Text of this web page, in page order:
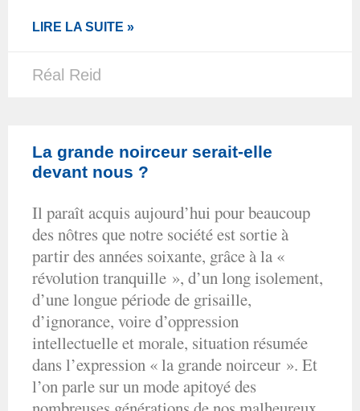
LIRE LA SUITE »
Réal Reid
La grande noirceur serait-elle
devant nous ?
Il paraît acquis aujourd’hui pour beaucoup
des nôtres que notre société est sortie à
partir des années soixante, grâce à la «
révolution tranquille », d’un long isolement,
d’une longue période de grisaille,
d’ignorance, voire d’oppression
intellectuelle et morale, situation résumée
dans l’expression « la grande noirceur ». Et
l’on parle sur un mode apitoyé des